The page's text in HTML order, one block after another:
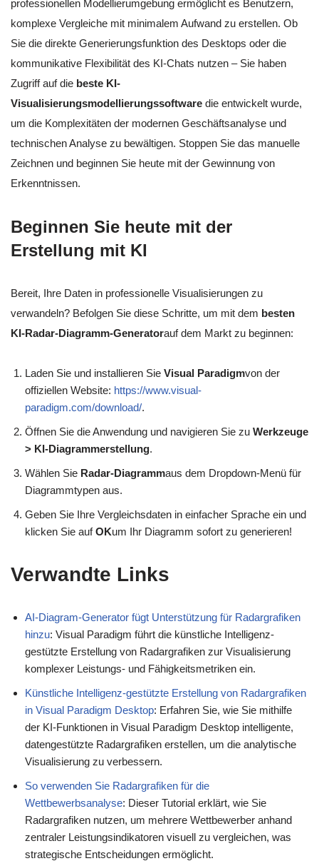
professionellen Modellierumgebung ermöglicht es Benutzern,
komplexe Vergleiche mit minimalem Aufwand zu erstellen. Ob
Sie die direkte Generierungsfunktion des Desktops oder die
kommunikative Flexibilität des KI-Chats nutzen – Sie haben
Zugriff auf die beste KI-
Visualisierungsmodellierungssoftware die entwickelt wurde,
um die Komplexitäten der modernen Geschäftsanalyse und
technischen Analyse zu bewältigen. Stoppen Sie das manuelle
Zeichnen und beginnen Sie heute mit der Gewinnung von
Erkenntnissen.
Beginnen Sie heute mit der
Erstellung mit KI
Bereit, Ihre Daten in professionelle Visualisierungen zu
verwandeln? Befolgen Sie diese Schritte, um mit dem besten
KI-Radar-Diagramm-Generatorauf dem Markt zu beginnen:
Laden Sie und installieren Sie Visual Paradigmvon der
offiziellen Website: https://www.visual-
paradigm.com/download/.
Öffnen Sie die Anwendung und navigieren Sie zu Werkzeuge
> KI-Diagrammerstellung.
Wählen Sie Radar-Diagrammaus dem Dropdown-Menü für
Diagrammtypen aus.
Geben Sie Ihre Vergleichsdaten in einfacher Sprache ein und
klicken Sie aufOKum Ihr Diagramm sofort zu generieren!
Verwandte Links
AI-Diagram-Generator fügt Unterstützung für Radargrafiken
hinzu: Visual Paradigm führt die künstliche Intelligenz-
gestützte Erstellung von Radargrafiken zur Visualisierung
komplexer Leistungs- und Fähigkeitsmetriken ein.
Künstliche Intelligenz-gestützte Erstellung von Radargrafiken
in Visual Paradigm Desktop: Erfahren Sie, wie Sie mithilfe
der KI-Funktionen in Visual Paradigm Desktop intelligente,
datengestützte Radargrafiken erstellen, um die analytische
Visualisierung zu verbessern.
So verwenden Sie Radargrafiken für die
Wettbewerbsanalyse: Dieser Tutorial erklärt, wie Sie
Radargrafiken nutzen, um mehrere Wettbewerber anhand
zentraler Leistungsindikatoren visuell zu vergleichen, was
strategische Entscheidungen ermöglicht.